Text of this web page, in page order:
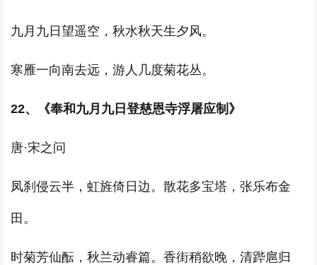
九月九日望遥空，秋水秋天生夕风。
寒雁一向南去远，游人几度菊花丛。
22、《奉和九月九日登慈恩寺浮屠应制》
唐·宋之问
凤刹侵云半，虹旌倚日边。散花多宝塔，张乐布金
田。
时菊芳仙酝，秋兰动睿篇。香街稍欲晚，清跸扈归